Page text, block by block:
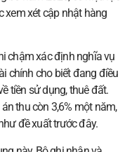
xem xét cập nhật hàng
chậm xác định nghĩa vụ
chính cho biết đang điều
tiền sử dụng, thuê đất.
thu còn 3,6% một năm,
đề xuất trước đây.